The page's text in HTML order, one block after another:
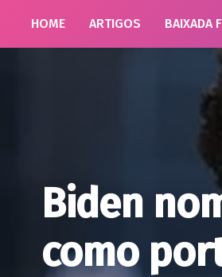
HOME ARTIGOS BAIXADA
Biden
como